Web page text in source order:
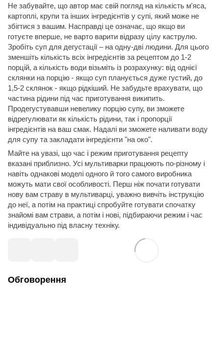
Не забувайте, що автор має свій погляд на кількість м'яса,
картоплі, крупи та інших інгредієнтів у супі, який може не
збігтися з вашим. Насправді це означає, що якщо ви
готуєте вперше, не варто варити відразу цілу каструлю.
Зробіть суп для дегустації – на одну-дві людини. Для цього
зменшіть кількість всіх інгредієнтів за рецептом до 1-2
порцій, а кількість води візьміть із розрахунку: від однієї
склянки на порцію - якщо суп планується дуже густий, до
1,5-2 склянок - якщо рідкіший. Не забудьте врахувати, що
частина рідини під час приготування википить.
Продегустувавши невелику порцію супу, ви зможете
відрегулювати як кількість рідини, так і пропорції
інгредієнтів на ваш смак. Надалі ви зможете наливати воду
для супу та закладати інгредієнти "на око".
Майте на увазі, що час і режим приготування рецепту
вказані приблизно. Усі мультиварки працюють по-різному і
навіть однакові моделі одного й того самого виробника
можуть мати свої особливості. Перш ніж почати готувати
нову вам страву в мультиварці, уважно вивчіть інструкцію
до неї, а потім на практиці спробуйте готувати спочатку
знайомі вам страви, а потім і нові, підбираючи режим і час
індивідуально під власну техніку.
Обговорення